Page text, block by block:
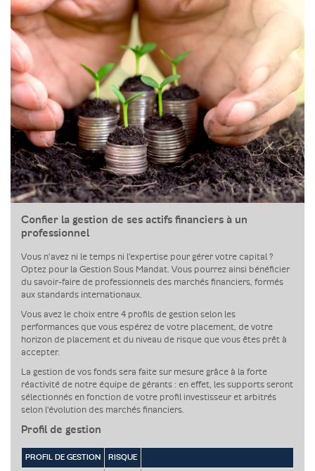
Confier la gestion de ses actifs financiers à un
professionnel
Vous n'avez ni le temps ni l'expertise pour gérer votre capital ?
Optez pour la Gestion Sous Mandat. Vous pourrez ainsi bénéficier
du savoir-faire de professionnels des marchés financiers, formés
aux standards internationaux.
Vous avez le choix entre 4 profils de gestion selon les
performances que vous espérez de votre placement, de votre
horizon de placement et du niveau de risque que vous êtes prêt à
accepter.
La gestion de vos fonds sera faite sur mesure grâce à la forte
réactivité de notre équipe de gérants : en effet, les supports seront
sélectionnés en fonction de votre profil investisseur et arbitrés
selon l'évolution des marchés financiers.
Profil de gestion
PROFIL DE GESTION RISQUE